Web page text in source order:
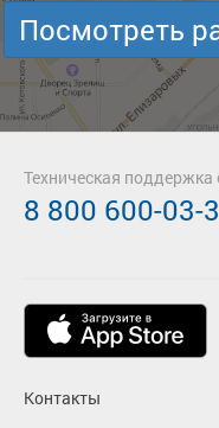
Посмотреть
Контакты
Техническая поддержка
8 800 600-03-